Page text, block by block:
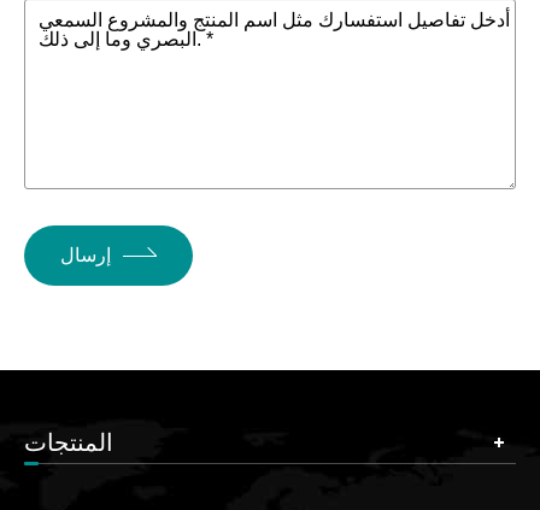
أدخل تفاصيل استفسارك مثل اسم المنتج والمشروع السمعي
البصري وما إلى ذلك. *
إرسال
المنتجات